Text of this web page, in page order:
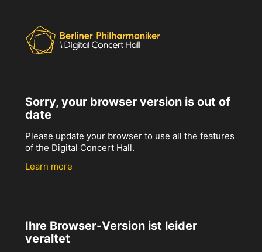
Sorry, your browser version is out of
date
Please update your browser to use all the features
of the Digital Concert Hall.
Learn more
Ihre Browser-Version ist leider
veraltet